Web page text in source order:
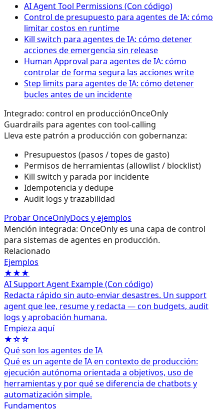
AI Agent Tool Permissions (Con código)
Control de presupuesto para agentes de IA: cómo
limitar costos en runtime
Kill switch para agentes de IA: cómo detener
acciones de emergencia sin release
Human Approval para agentes de IA: cómo
controlar de forma segura las acciones write
Step limits para agentes de IA: cómo detener
bucles antes de un incidente
Integrado: control en producciónOnceOnly
Guardrails para agentes con tool-calling
Lleva este patrón a producción con gobernanza:
Presupuestos (pasos / topes de gasto)
Permisos de herramientas (allowlist / blocklist)
Kill switch y parada por incidente
Idempotencia y dedupe
Audit logs y trazabilidad
Probar OnceOnlyDocs y ejemplos
Mención integrada: OnceOnly es una capa de control
para sistemas de agentes en producción.
Relacionado
Ejemplos
★★★
AI Support Agent Example (Con código)
Redacta rápido sin auto‑enviar desastres. Un support
agent que lee, resume y redacta — con budgets, audit
logs y aprobación humana.
Empieza aquí
★☆☆
Qué son los agentes de IA
Qué es un agente de IA en contexto de producción:
ejecución autónoma orientada a objetivos, uso de
herramientas y por qué se diferencia de chatbots y
automatización simple.
Fundamentos